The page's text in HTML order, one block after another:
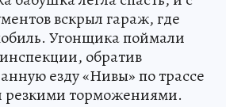
вскрыл гараж, где
Угонщика поймали
обратив
езду «Нивы» по трассе
торможениями.